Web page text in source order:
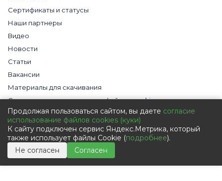
Сертификаты и статусы
Наши партнеры
Видео
Новости
Статьи
Вакансии
Материалы для скачивания
Cогласие на использование файлов cookies
Обработка персональных данных с помощью сервиса
«Яндекс.Метрика»
Политика в отношении обработки персональных данных
Пользовательское соглашение
Согласие на обработку персональных данных
Продолжая пользоваться сайтом, вы даете согласие
использование файлов cookies (куки)
К сайту подключен сервис Яндекс.Метрика, который
также использует файлы Cookie (подробнее).
Не согласен
Согласен